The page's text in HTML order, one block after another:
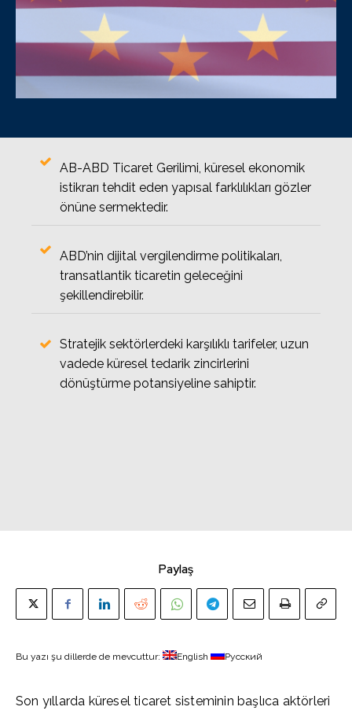
AB-ABD Ticaret Gerilimi, küresel ekonomik
istikrarı tehdit eden yapısal farklılıkları gözler
önüne sermektedir.
ABD’nin dijital vergilendirme politikaları,
transatlantik ticaretin geleceğini
şekillendirebilir.
Stratejik sektörlerdeki karşılıklı tarifeler, uzun
vadede küresel tedarik zincirlerini
dönüştürme potansiyeline sahiptir.
Paylaş
Bu yazı şu dillerde de mevcuttur: English Русский
Son yıllarda küresel ticaret sisteminin başlıca aktörleri